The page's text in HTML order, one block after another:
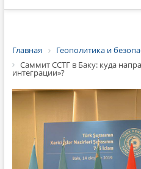
Главная
Геополитика и
Саммит ССТГ в Баку: куда
интеграции»?